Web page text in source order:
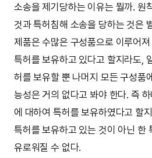
소송을 제기당하는 이유는 뭘까. 원
것과 특허침해 소송을 당하는 것은
제품은 수많은 구성품으로 이루어
특허를 보유하고 있다고 할지라도,
허를 보유할 뿐 나머지 모든 구성품
능성은 거의 없다고 봐야 한다. 즉
에 대하여 특허를 보유하였다고 할
특허를 보유하고 있는 것이 아닌 한
유로워질 수 없다.